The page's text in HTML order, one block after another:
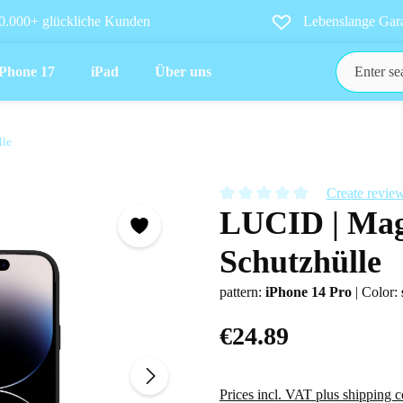
glückliche Kunden Lebenslange
17 iPad Über uns
Average rating of 0 out of 5 stars
Create
LUCID |
Schutzhülle
pattern: iPhone 14 Pro | Color:
€24.89
Prices incl. VAT plus shipping